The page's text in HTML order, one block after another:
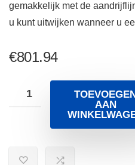
gemakkelijk met de
u kunt uitwijken wanneer u
€801.94
TOEVOEGEN
AAN